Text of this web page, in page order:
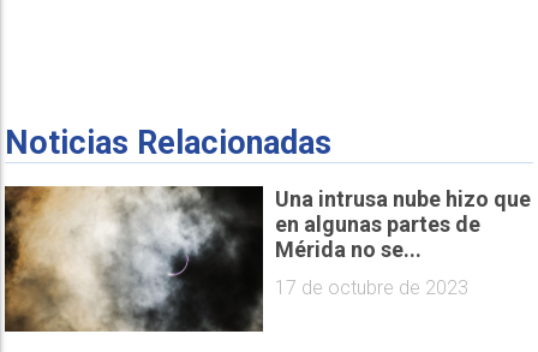
Noticias Relacionadas
Una intrusa nube hizo que
en algunas partes de
Mérida no se...
17 de octubre de 2023